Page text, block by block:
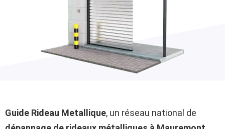
Guide Rideau Metallique, un réseau national de